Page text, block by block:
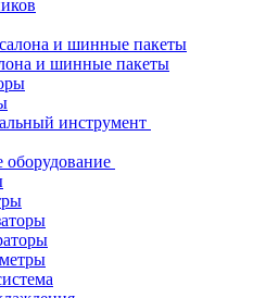
и шинные пакеты
инструмент
оборудование